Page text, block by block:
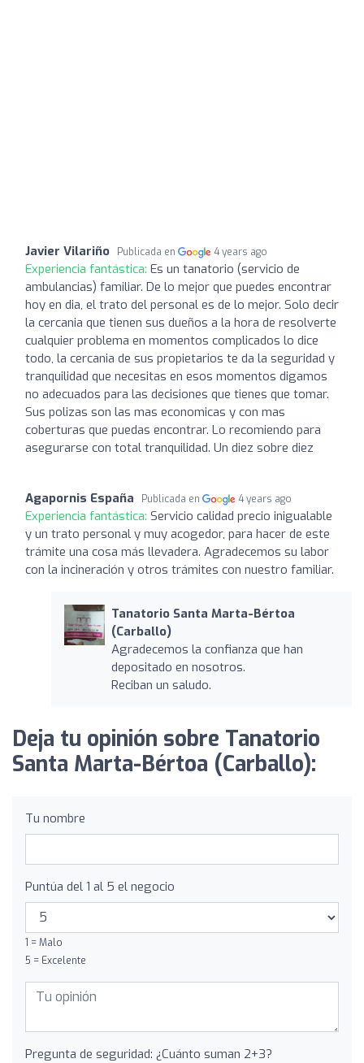
Javier Vilariño Publicada en 4 years ago
Experiencia fantástica: Es un tanatorio (servicio de
ambulancias) familiar. De lo mejor que puedes encontrar
hoy en dia, el trato del personal es de lo mejor. Solo decir
la cercania que tienen sus dueños a la hora de resolverte
cualquier problema en momentos complicados lo dice
todo, la cercania de sus propietarios te da la seguridad y
tranquilidad que necesitas en esos momentos digamos
no adecuados para las decisiones que tienes que tomar.
Sus polizas son las mas economicas y con mas
coberturas que puedas encontrar. Lo recomiendo para
asegurarse con total tranquilidad. Un diez sobre diez
Agapornis España Publicada en 4 years ago
Experiencia fantástica: Servicio calidad precio inigualable
y un trato personal y muy acogedor, para hacer de este
trámite una cosa más llevadera. Agradecemos su labor
con la incineración y otros trámites con nuestro familiar.
Tanatorio Santa Marta-Bértoa
(Carballo)
Agradecemos la confianza que han
depositado en nosotros.
Reciban un saludo.
Deja tu opinión sobre Tanatorio
Santa Marta-Bértoa (Carballo):
Tu nombre
Puntúa del 1 al 5 el negocio
1 = Malo
5 = Excelente
Pregunta de seguridad: ¿Cuánto suman 2+3?